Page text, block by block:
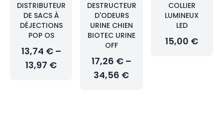
DISTRIBUTEUR
DE SACS À
DÉJECTIONS
POP OS
13,74 € –
13,97 €
DESTRUCTEUR
D'ODEURS
URINE CHIEN
BIOTEC URINE
OFF
17,26 € –
34,56 €
COLLIER
LUMINEUX
LED
15,00 €